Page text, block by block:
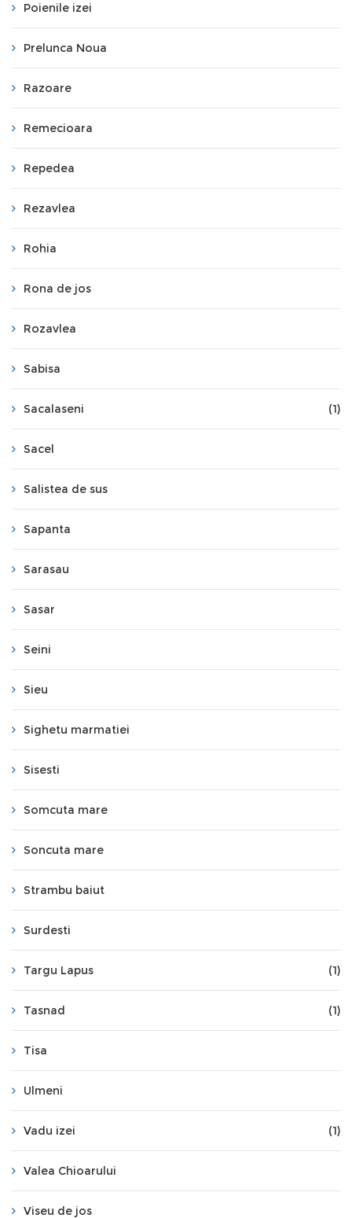
Poienile izei
Prelunca Noua
Razoare
Remecioara
Repedea
Rezavlea
Rohia
Rona de jos
Rozavlea
Sabisa
Sacalaseni (1)
Sacel
Salistea de sus
Sapanta
Sarasau
Sasar
Seini
Sieu
Sighetu marmatiei
Sisesti
Somcuta mare
Soncuta mare
Strambu baiut
Surdesti
Targu Lapus (1)
Tasnad (1)
Tisa
Ulmeni
Vadu izei (1)
Valea Chioarului
Viseu de jos